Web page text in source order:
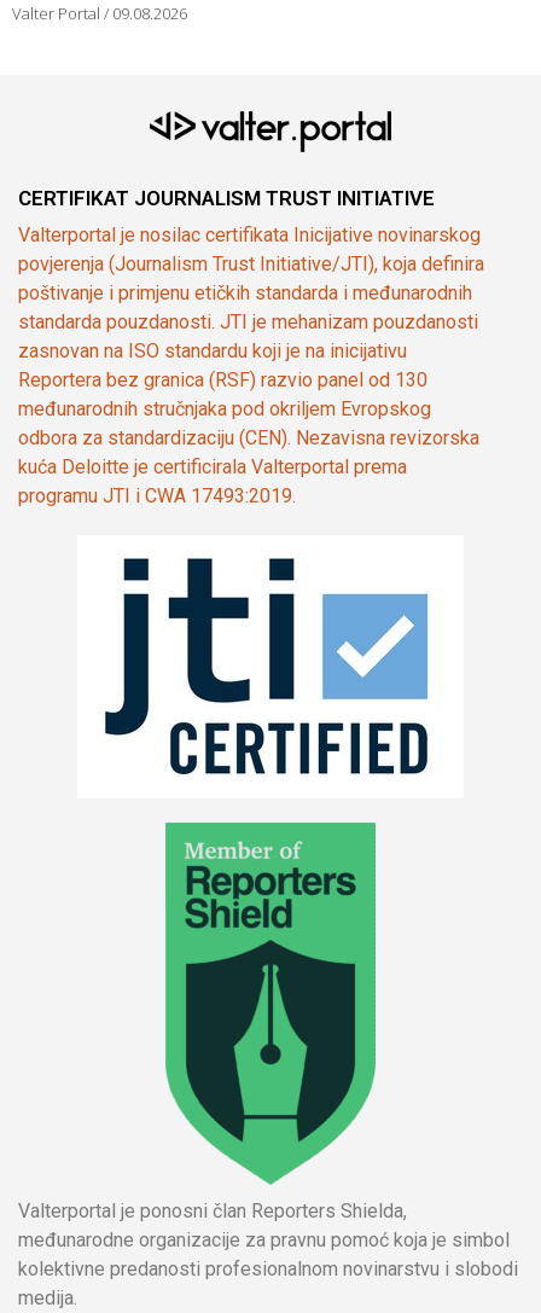
Valter Portal 09.08.2026
CERTIFIKAT JOURNALISM TRUST INITIATIVE
Valterportal je nosilac certifikata Inicijative novinarskog
povjerenja (Journalism Trust Initiative/JTI), koja definira
poštivanje i primjenu etičkih standarda i međunarodnih
standarda pouzdanosti. JTI je mehanizam pouzdanosti
zasnovan na ISO standardu koji je na inicijativu
Reportera bez granica (RSF) razvio panel od 130
međunarodnih stručnjaka pod okriljem Evropskog
odbora za standardizaciju (CEN). Nezavisna revizorska
kuća Deloitte je certificirala Valterportal prema
programu JTI i CWA 17493:2019.
Valterportal je ponosni član Reporters Shielda,
međunarodne organizacije za pravnu pomoć koja je simbol
kolektivne predanosti profesionalnom novinarstvu i slobodi
medija.